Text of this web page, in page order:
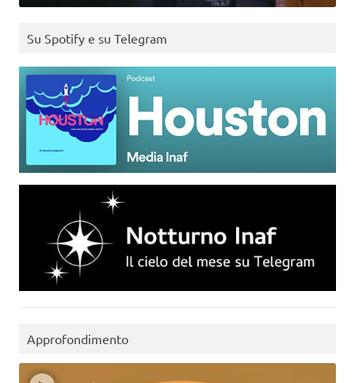
Su Spotify e su Telegram
Approfondimento